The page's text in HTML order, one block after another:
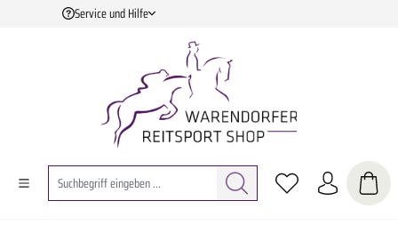
Zum Hauptinhalt springen
Service und Hilfe